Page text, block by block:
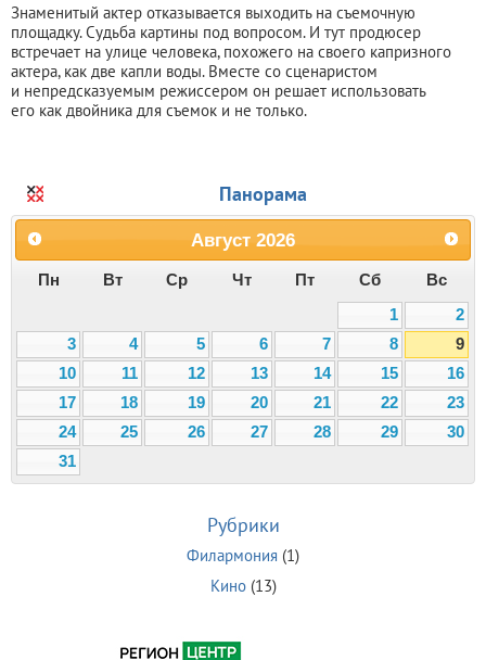
Знаменитый актер отказывается выходить на съемочную
площадку. Судьба картины под вопросом. И тут продюсер
встречает на улице человека, похожего на своего капризного
актера, как две капли воды. Вместе со сценаристом
и непредсказуемым режиссером он решает использовать
его как двойника для съемок и не только.
Панорама
Август 2026
Пн Вт Ср Чт Пт Сб
Вс
1
2
3
4 5 6 7 8
9
10
11 12 13 14 15
16
17
18 19 20 21 22
23
24
25 26 27 28 29
30
31
Рубрики
Филармония (1)
Кино(13)